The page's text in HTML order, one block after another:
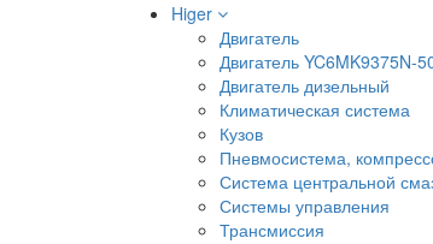
Higer
Двигатель
Двигатель YC6MK9375N-
Двигатель дизельный
Климатическая система
Кузов
Пневмосистема,
Система центральной
Системы управления
Трансмиссия